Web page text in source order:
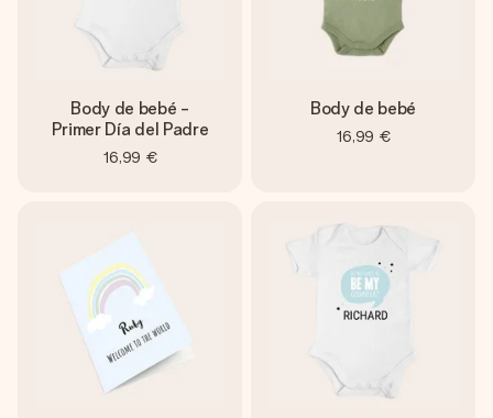
Body de bebé -
Primer Día del Padre
16,99 €
Body de bebé
16,99 €